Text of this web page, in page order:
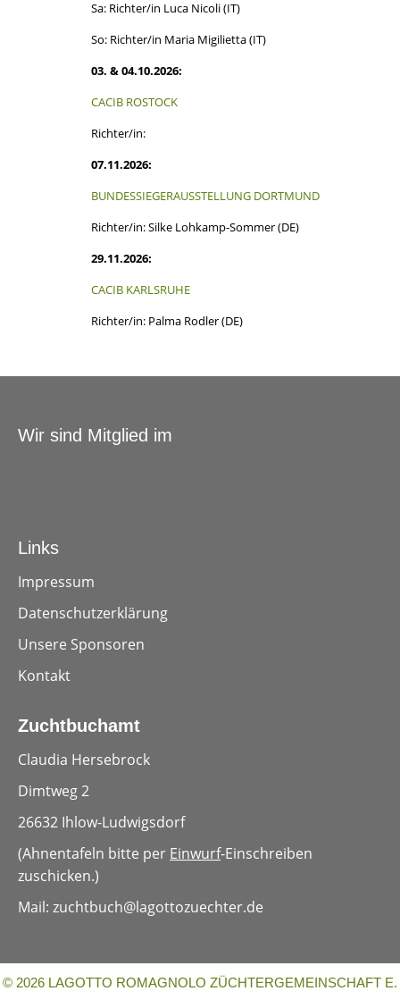
Sa: Richter/in Luca Nicoli (IT)
So: Richter/in Maria Migilietta (IT)
03. & 04.10.2026:
CACIB ROSTOCK
Richter/in:
07.11.2026:
BUNDESSIEGERAUSSTELLUNG DORTMUND
Richter/in: Silke Lohkamp-Sommer (DE)
29.11.2026:
CACIB KARLSRUHE
Richter/in: Palma Rodler (DE)
Wir sind Mitglied im
Links
Impressum
Datenschutzerklärung
Unsere Sponsoren
Kontakt
Zuchtbuchamt
Claudia Hersebrock
Dimtweg 2
26632 Ihlow-Ludwigsdorf
(Ahnentafeln bitte per Einwurf-Einschreiben
zuschicken.)
Mail: zuchtbuch@lagottozuechter.de
© 2026 LAGOTTO ROMAGNOLO ZÜCHTERGEMEINSCHAFT E.